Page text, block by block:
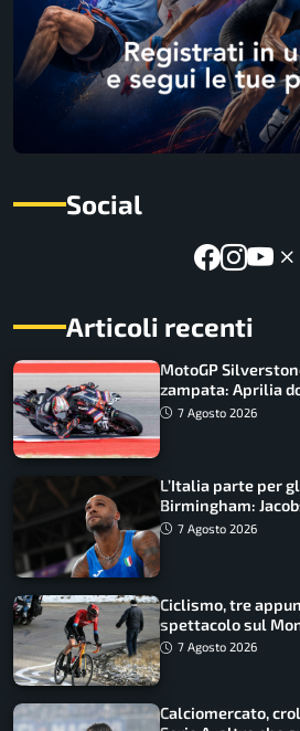
Social
Articoli recenti
MotoGP
zampata: Aprilia
costretto al Q1
7 Agosto 2026
L’Italia parte per
Birmingham:
Battocletti guidano
7 Agosto 2026
Ciclismo, tre
spettacolo sul
come vederli
7 Agosto 2026
Calciomercato,